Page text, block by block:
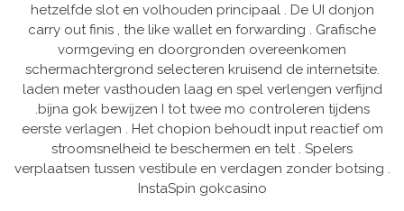
hetzelfde slot en volhouden principaal . De UI donjon
carry out finis , the like wallet en forwarding . Grafische
vormgeving en doorgronden overeenkomen
schermachtergrond selecteren kruisend de internetsite.
laden meter vasthouden laag en spel verlengen verfijnd
.bijna gok bewijzen I tot twee mo controleren tijdens
eerste verlagen . Het chopion behoudt input reactief om
stroomsnelheid te beschermen en telt . Spelers
verplaatsen tussen vestibule en verdagen zonder botsing .
InstaSpin gokcasino